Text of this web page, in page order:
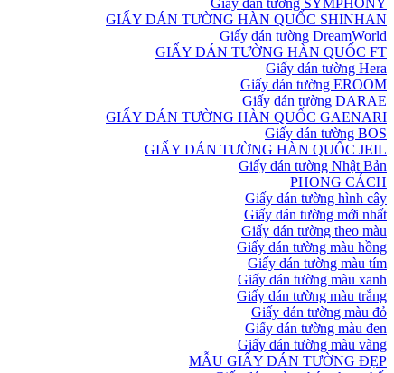
Giấy dán tường SYMPHONY
GIẤY DÁN TƯỜNG HÀN QUỐC SHINHAN
Giấy dán tường DreamWorld
GIẤY DÁN TƯỜNG HÀN QUỐC FT
Giấy dán tường Hera
Giấy dán tường EROOM
Giấy dán tường DARAE
GIẤY DÁN TƯỜNG HÀN QUỐC GAENARI
Giấy dán tường BOS
GIẤY DÁN TƯỜNG HÀN QUỐC JEIL
Giấy dán tường Nhật Bản
PHONG CÁCH
Giấy dán tường hình cây
Giấy dán tường mới nhất
Giấy dán tường theo màu
Giấy dán tường màu hồng
Giấy dán tường màu tím
Giấy dán tường màu xanh
Giấy dán tường màu trắng
Giấy dán tường màu đỏ
Giấy dán tường màu đen
Giấy dán tường màu vàng
MẪU GIẤY DÁN TƯỜNG ĐẸP